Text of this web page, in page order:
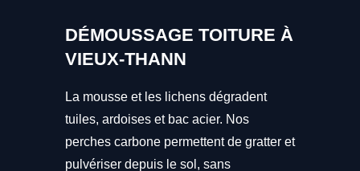
DÉMOUSSAGE TOITURE À
VIEUX-THANN
La mousse et les lichens dégradent
tuiles, ardoises et bac acier. Nos
perches carbone permettent de gratter et
pulvériser depuis le sol, sans